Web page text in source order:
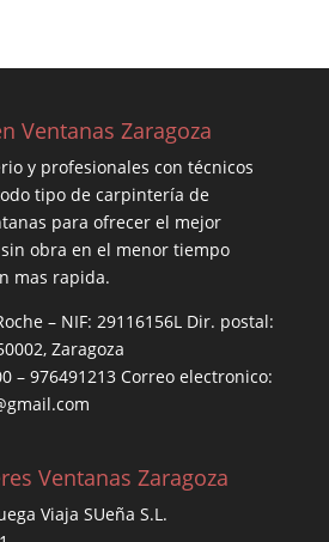
Ventanas Zaragoza
y profesionales con técnicos
tipo de carpintería de
para ofrecer el mejor
obra en el menor tiempo
mas rapida.
– NIF: 29116156L Dir. postal:
Zaragoza
– 976491213 Correo electronico:
Ventanas Zaragoza
Viaja SUeña S.L.